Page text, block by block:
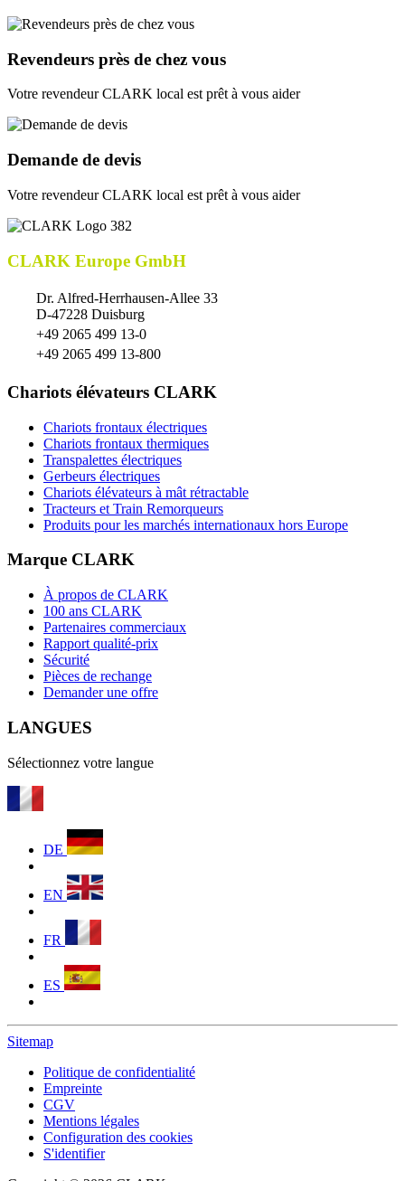
Revendeurs près de chez vous
Votre revendeur CLARK local est prêt à vous aider
Demande de devis
Votre revendeur CLARK local est prêt à vous aider
CLARK Europe GmbH
Dr. Alfred-Herrhausen-Allee 33
D-47228 Duisburg
+49 2065 499 13-0
+49 2065 499 13-800
Chariots élévateurs CLARK
Chariots frontaux électriques
Chariots frontaux thermiques
Transpalettes électriques
Gerbeurs électriques
Chariots élévateurs à mât rétractable
Tracteurs et Train Remorqueurs
Produits pour les marchés internationaux hors Europe
Marque CLARK
À propos de CLARK
100 ans CLARK
Partenaires commerciaux
Rapport qualité-prix
Sécurité
Pièces de rechange
Demander une offre
LANGUES
Sélectionnez votre langue
DE
EN
FR
ES
Sitemap
Politique de confidentialité
Empreinte
CGV
Mentions légales
Configuration des cookies
S'identifier